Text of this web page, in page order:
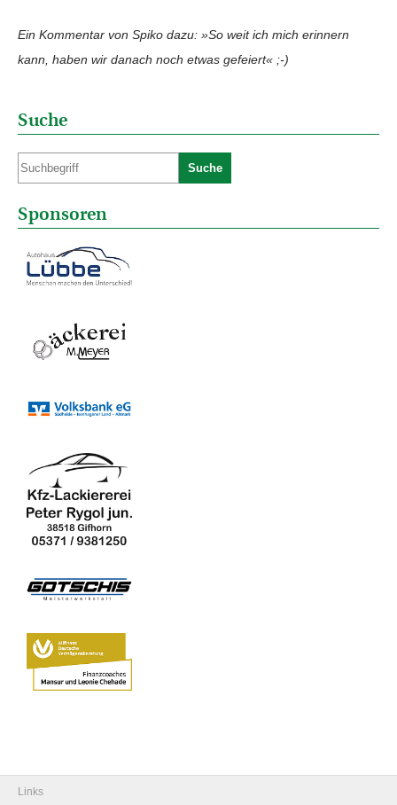
Ein Kommentar von Spiko dazu: »So weit ich mich erinnern
kann, haben wir danach noch etwas gefeiert« ;-)
Suche
Suche
Sponsoren
Links